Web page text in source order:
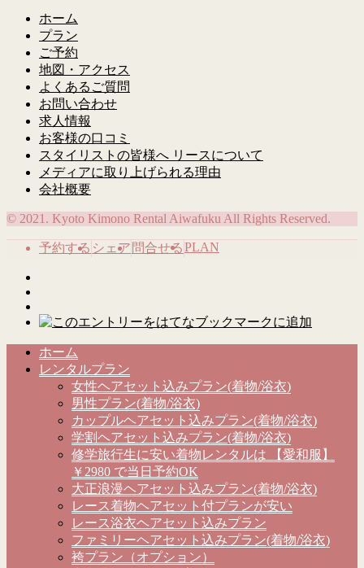
ホーム
プラン
ご予約
地図・アクセス
よくあるご質問
お問い合わせ
求人情報
お客様の口コミ
スタイリストの皆様へ リースについて
メディアに取り上げられる理由
会社概要
© 2021. Kyoto Kimono Rental Aiwafuku All Rights Reserved.
予約する シェア 問合せるPLAN
ホーム
レンタルプラン
女性ヘアセット込みプラン(着物/浴衣)
男性プラン(着物/浴衣)
カップルヘアセット込みプラン(着物/浴衣)
学割ヘアセット込みプラン(着物/浴衣)
修学旅行生に安い着物レンタルは 【愛和服】
￥2980 で当日予約OK
大正浪漫ヘアセット込みプラン(着物/浴衣)
レース着物ヘアセット付プランが安い
レース浴衣ヘアセット込みプラン
ファミリーヘアセット込みプラン(着物/浴衣)
袴プラン（オプション）